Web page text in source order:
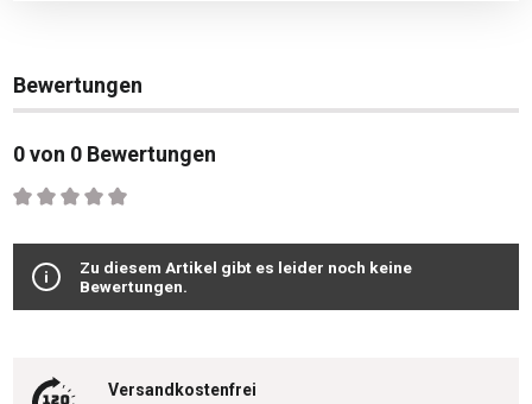
Bewertungen
0 von 0 Bewertungen
Durchschnittliche Bewertung von 0 von 5 Sternen
Zu diesem Artikel gibt es leider noch keine
Bewertungen.
Versandkostenfrei